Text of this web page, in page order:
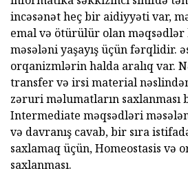
incəsənət heç bir aidiyyəti var,
emal və ötürülür olan məqsədlər
məsələni yaşayış üçün fərqlidir.
orqanizmlərin halda aralıq var.
transfer və irsi material
zəruri məlumatların saxlanması
Intermediate məqsədləri
və davranış cavab, bir sıra
saxlamaq üçün, Homeostasis və
saxlanması.